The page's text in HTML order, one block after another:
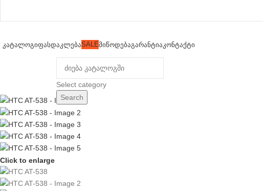
ᲙᲐᲢᲐᲚᲝᲒᲘᲤᲐᲡᲓᲐᲙᲚᲔᲑᲐSALEᲛᲘᲬᲝᲓᲔᲑᲐᲒᲐᲠᲐᲜᲢᲘᲐ ᲙᲝᲜᲢᲐᲥᲢᲘ
Select category
Search
Click to enlarge